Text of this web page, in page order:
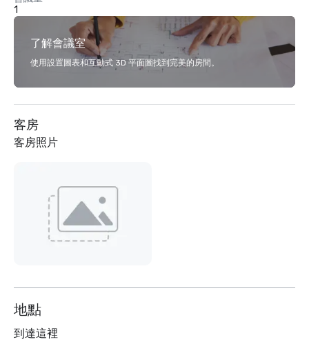
1
了解會議室
使用設置圖表和互動式 3D 平面圖找到完美的房間。
客房
客房照片
地點
到達這裡